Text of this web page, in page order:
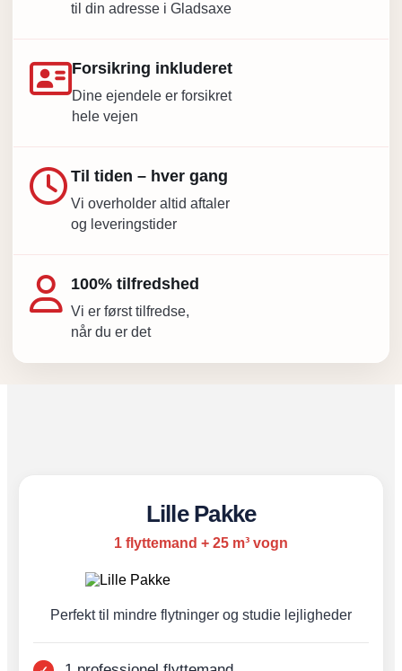
til din adresse i Gladsaxe
Forsikring inkluderet
Dine ejendele er forsikret
hele vejen
Til tiden – hver gang
Vi overholder altid aftaler
og leveringstider
100% tilfredshed
Vi er først tilfredse,
når du er det
Lille Pakke
1 flyttemand + 25 m³ vogn
Perfekt til mindre flytninger og studie lejligheder